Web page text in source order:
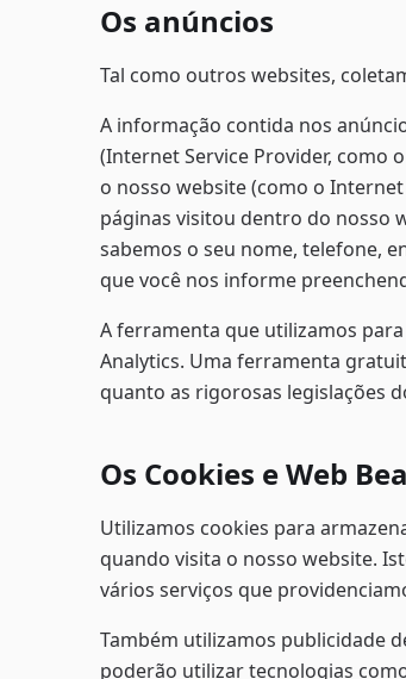
Os anúncios
Tal como outros websites,
A informação contida nos
(Internet Service Provider, como
o nosso website (como o
páginas visitou dentro do nosso
sabemos o seu nome, telefone,
que você nos informe
A ferramenta que utilizamos
Analytics. Uma ferramenta
quanto as rigorosas legislações
Os Cookies e Web
Utilizamos cookies para
quando visita o nosso website.
vários serviços que
Também utilizamos publicidade
poderão utilizar tecnologias